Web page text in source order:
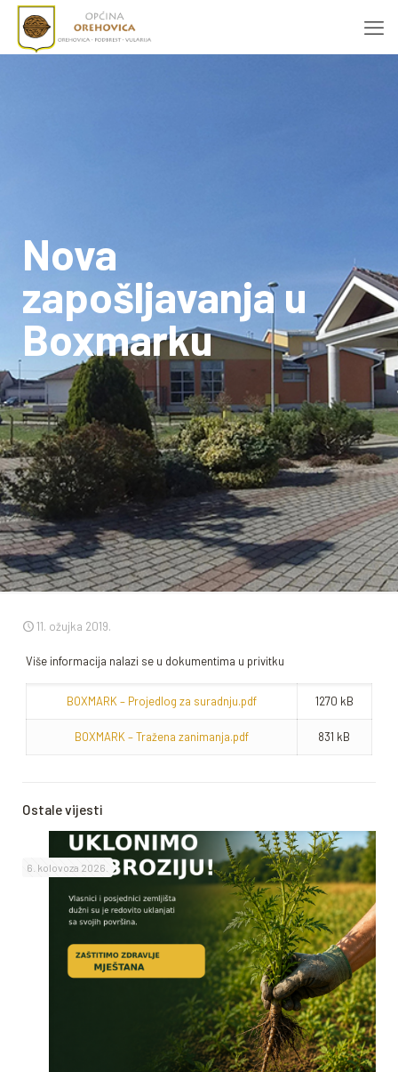
Nova
zapošljavanja u
Boxmarku
11. ožujka 2019.
Više informacija nalazi se u dokumentima u privitku
BOXMARK – Projedlog za suradnju.pdf 1270 kB
BOXMARK – Tražena zanimanja.pdf 831 kB
Ostale vijesti
6. kolovoza 2026.